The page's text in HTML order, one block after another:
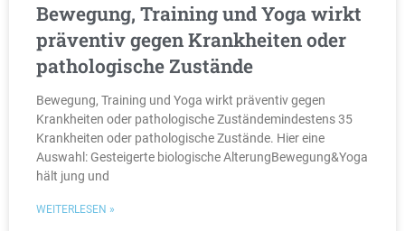
Bewegung, Training und Yoga wirkt
präventiv gegen Krankheiten oder
pathologische Zustände
Bewegung, Training und Yoga wirkt präventiv gegen
Krankheiten oder pathologische Zuständemindestens 35
Krankheiten oder pathologische Zustände. Hier eine
Auswahl: Gesteigerte biologische AlterungBewegung&Yoga
hält jung und
WEITERLESEN »